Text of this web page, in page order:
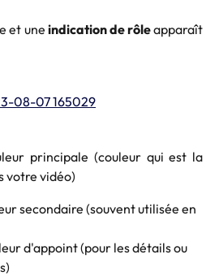
et une indication de rôleapparaît
principale (couleur qui est la
votre vidéo)
secondaire (souvent utilisée en
d'appoint (pour les détails ou